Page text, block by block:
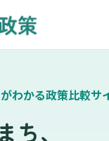
わかる政策比較サ
ち、